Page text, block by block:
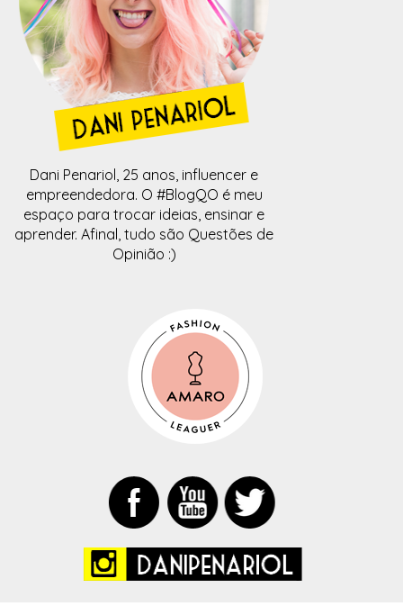
Dani Penariol, 25 anos, influencer e
empreendedora. O #BlogQO é meu
espaço para trocar ideias, ensinar e
aprender. Afinal, tudo são Questões de
Opinião :)